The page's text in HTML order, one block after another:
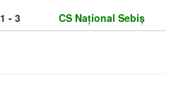
1 - 3 CS Național Sebiș